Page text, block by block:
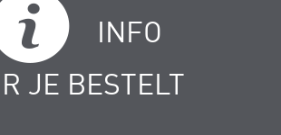
INFO
JE BESTELT